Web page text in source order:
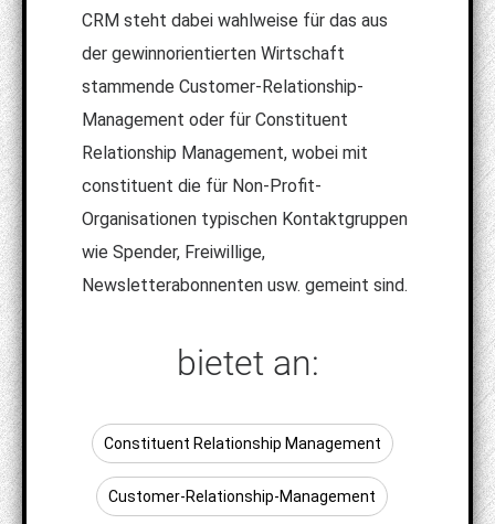
CRM steht dabei wahlweise für das aus
der gewinnorientierten Wirtschaft
stammende Customer-Relationship-
Management oder für Constituent
Relationship Management, wobei mit
constituent die für Non-Profit-
Organisationen typischen Kontaktgruppen
wie Spender, Freiwillige,
Newsletterabonnenten usw. gemeint sind.
bietet an:
Constituent Relationship Management
Customer-Relationship-Management